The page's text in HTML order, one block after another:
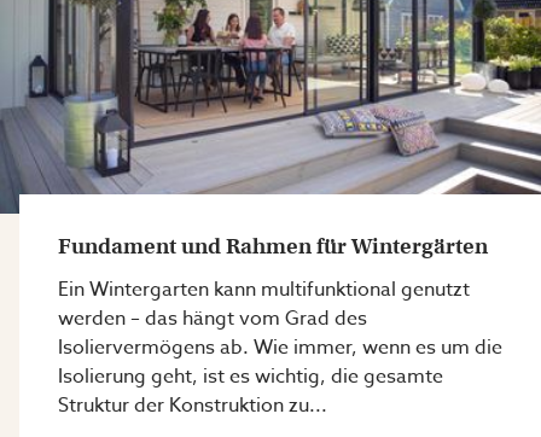
Fundament und Rahmen für Wintergärten
Ein Wintergarten kann multifunktional genutzt
werden – das hängt vom Grad des
Isoliervermögens ab. Wie immer, wenn es um die
Isolierung geht, ist es wichtig, die gesamte
Struktur der Konstruktion zu...